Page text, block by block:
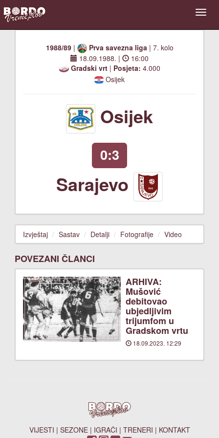
1988/89| Prva savezna liga| 7. kolo
18.09.1988. |
16:00
Gradski vrt| Posjeta: 4.000
Osijek
Osijek
0:3
Sarajevo
Izvještaj Sastav Detalji Fotografije Video
POVEZANI ČLANCI
ARHIVA:
Mušović
debitovao
ubjedljivim
trijumfom u
Gradskom vrtu
18.09.2023. 12:29
VIJESTI | SEZONE| IGRAČI | TRENERI | KONTAKT